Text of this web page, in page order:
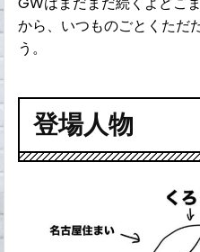
から、いつものごとくただ
う。
登場人物